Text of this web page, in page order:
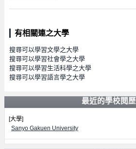
有相關連之大學
搜尋可以學習文學之大學
搜尋可以學習社會學之大學
搜尋可以學習生活科學之大學
搜尋可以學習語言學之大學
最近的學校閱歷
[大學]
Sanyo Gakuen University